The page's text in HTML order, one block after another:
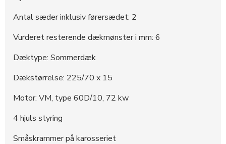
Antal sæder inklusiv førersædet: 2
Vurderet resterende dækmønster i mm: 6
Dæktype: Sommerdæk
Dækstørrelse: 225/70 x 15
Motor: VM, type 60D/10, 72 kw
4 hjuls styring
Småskrammer på karosseriet